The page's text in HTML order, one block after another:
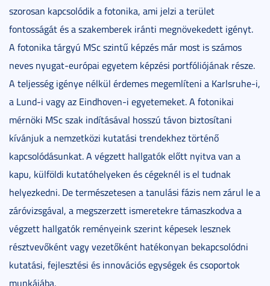
szorosan kapcsolódik a fotonika, ami jelzi a terület
fontosságát és a szakemberek iránti megnövekedett igényt.
A fotonika tárgyú MSc szintű képzés már most is számos
neves nyugat-európai egyetem képzési portfóliójának része.
A teljesség igénye nélkül érdemes megemlíteni a Karlsruhe-i,
a Lund-i vagy az Eindhoven-i egyetemeket. A fotonikai
mérnöki MSc szak indításával hosszú távon biztosítani
kívánjuk a nemzetközi kutatási trendekhez történő
kapcsolódásunkat. A végzett hallgatók előtt nyitva van a
kapu, külföldi kutatóhelyeken és cégeknél is el tudnak
helyezkedni. De természetesen a tanulási fázis nem zárul le a
záróvizsgával, a megszerzett ismeretekre támaszkodva a
végzett hallgatók reményeink szerint képesek lesznek
résztvevőként vagy vezetőként hatékonyan bekapcsolódni
kutatási, fejlesztési és innovációs egységek és csoportok
munkájába.